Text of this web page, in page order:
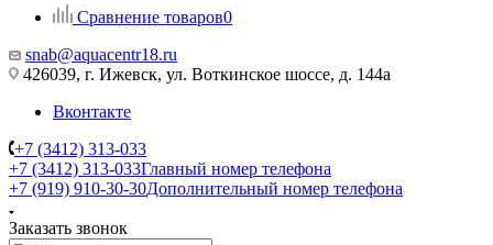
Сравнение товаров0
snab@aquacentr18.ru
426039, г. Ижевск, ул. Воткинское шоссе, д. 144а
Вконтакте
+7 (3412) 313-033
+7 (3412) 313-033Главный номер телефона
+7 (919) 910-30-30Дополнительный номер телефона
Заказать звонок